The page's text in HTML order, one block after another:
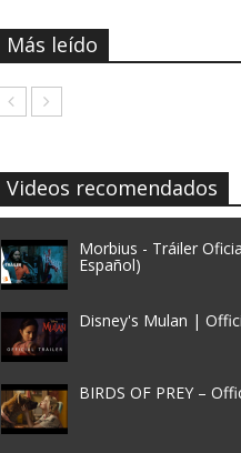
Más leído
Videos recomendados
Morbius - Tráiler
Español)
Disney's Mulan |
BIRDS OF PREY –